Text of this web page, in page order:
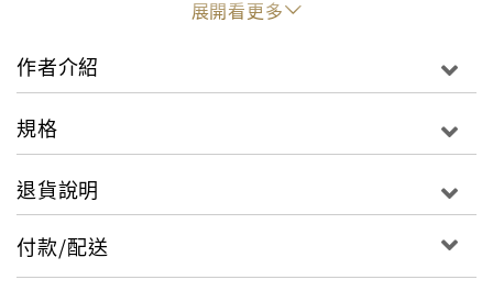
展開看更多
作者介紹
規格
退貨說明
付款/配送